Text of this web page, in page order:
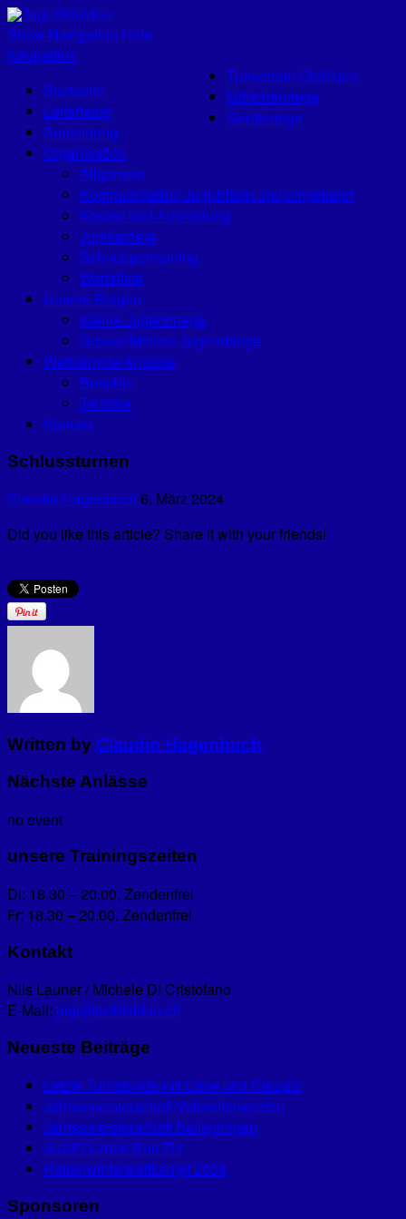
Turnverein Obfelden
Mädchenriege
Geräteriege
Show Navigation Hide
Navigation
Startseite
Leiterteam
Anmeldung
Organisation
Allgemein
Kommunikation Jugi-Eltern und umgekehrt
Kosten und Ausrüstung
Jugikarriere
Schnuppertraining
Warteliste
Unsere Riegen
Kleine Jugendriege
Grosse/Mittlere Jugendriege
Wettkämpfe/Anlässe
Berichte
Termine
Kontakt
Schlussturnen
Claudio Hagenbuch 6. März 2024
Did you like this article? Share it with your friends!
Written by Claudio Hagenbuch
Nächste Anlässe
no event
unsere Trainingszeiten
Di: 18.30 – 20.00, Zendenfrei
Fr: 18.30 – 20.00, Zendenfrei
Kontakt
Nils Launer / Michele Di Cristofano
E-Mail: jugi@tvobfelden.ch
Neueste Beiträge
Letzte Turnstunde mit Dave und Claudio
Jahresmeisterschaft Veloreifenwerfen
Jahresmeisterschaft Seilspringen
JUSPO 2026 Rüti ZH
Hallenwinterwettkampf 2026
Sponsoren